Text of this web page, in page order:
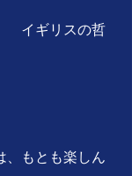
の哲
、もとも楽しん